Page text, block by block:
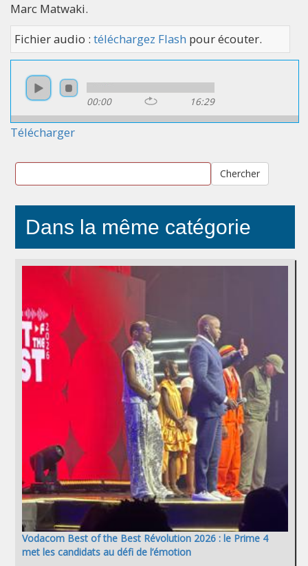
Marc Matwaki.
Fichier audio : téléchargez Flash pour écouter.
00:00 16:29
Télécharger
Chercher
Dans la même catégorie
Vodacom Best of the Best Révolution 2026 : le Prime 4
met les candidats au défi de l’émotion